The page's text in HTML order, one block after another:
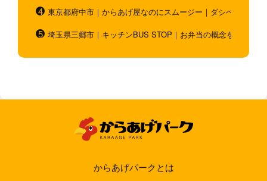
東京都府中市｜からあげ屋なのにスムージー｜ダシベース唐
埼玉県三郷市｜キッチンBUS STOP｜お弁当の概念を超越！
からあげパークとは